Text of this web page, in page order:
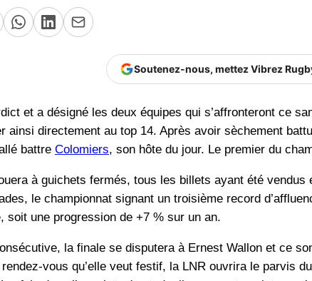
Soutenez-nous, mettez Vibrez
et a désigné les deux équipes qui s’affronteront ce
ainsi directement au top 14. Après avoir sèchement
battre Colomiers, son hôte du jour. Le premier du
à guichets fermés, tous les billets ayant été
le championnat signant un troisième record
soit une progression de +7 % sur un an.
la finale se disputera à Ernest Wallon et ce
vous qu’elle veut festif, la LNR ouvrira le parvis